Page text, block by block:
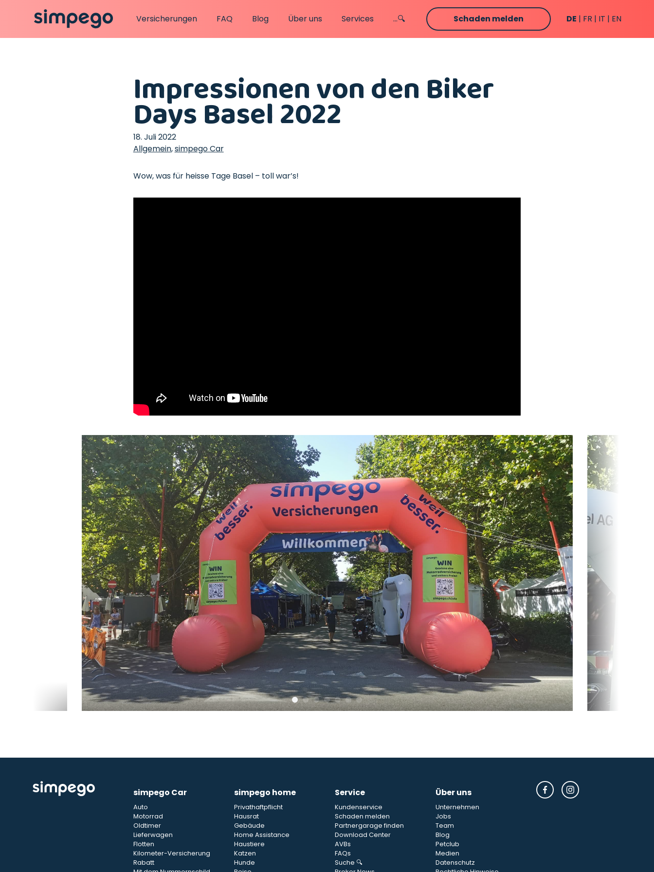
Versicherungen FAQ Blog Über uns Services ...🔍 Schaden melden DE FR IT EN
Impressionen von den Biker
Days Basel 2022
18. Juli 2022
Allgemein,simpego Car
Wow, was für heisse Tage Basel – toll war’s!
simpego Car
Auto
Motorrad
Oldtimer
Lieferwagen
Flotten
Kilometer-Versicherung
Rabatt
simpego home
Privathaftpflicht
Hausrat
Gebäude
Home Assistance
Haustiere
Katzen
Hunde
Service
Kundenservice
Schaden melden
Partnergarage finden
Download Center
AVBs
FAQs
Suche 🔍
Über uns
Unternehmen
Jobs
Team
Blog
Petclub
Medien
Datenschutz